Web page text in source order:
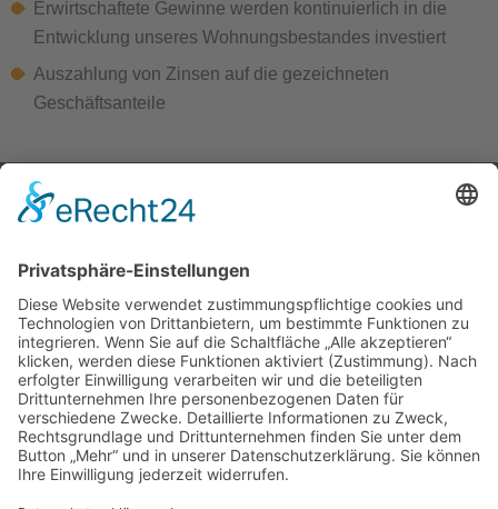
Erwirtschaftete Gewinne werden kontinuierlich in die
Entwicklung unseres Wohnungsbestandes investiert
Auszahlung von Zinsen auf die gezeichneten
Geschäftsanteile
FÜR SIE ERREICHBAR!
0365/823310
Öffnungszeiten Geschäftsstelle Gera, Goethestr. 6
Mo, Mi, Do
09-12 Uhr und 13-16 Uhr
Di
09-12 Uhr und 13-18 Uhr
Fr
09-13 Uhr